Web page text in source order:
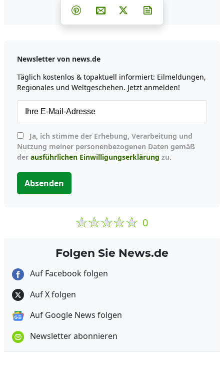
Teilen auf Facebook
Teilen auf Whatsapp
Teilen auf Telegram
Teilen auf Pinterest
Per E-Mail teilen
Post auf X
Newsletter von news.de
Täglich kostenlos & topaktuell informiert: Eilmeldungen,
Regionales und Weltgeschehen. Jetzt anmelden!
Nutzung meiner personenbezogenen Daten gemäß
der ausführlichen Einwilligungserklärung zu.
Absenden
0
Folgen Sie News.de
Auf Facebook folgen
Auf X folgen
Auf Google News folgen
Newsletter abonnieren